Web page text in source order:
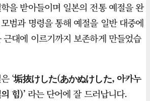
을 받아들이며 일본의 전통 예절을 완
범과 명령을 통해 예절을 일반 대중에
대에 이르기까지 보존하게 만들었습
‘垢抜けした(あかぬけした, 아카누
힘)’ 라는 단어에 잘 드러납니다.